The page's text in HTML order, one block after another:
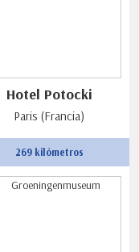
Hotel Potocki
Paris (Francia)
269 kilómetros